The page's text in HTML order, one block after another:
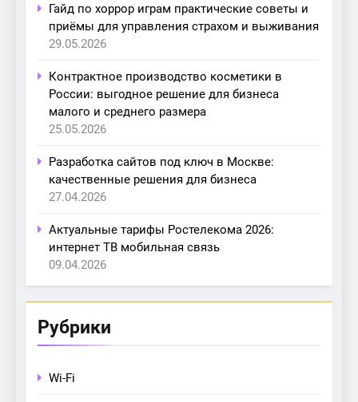
Гайд по хоррор играм практические советы и
приёмы для управления страхом и выживания
29.05.2026
Контрактное производство косметики в
России: выгодное решение для бизнеса
малого и среднего размера
25.05.2026
Разработка сайтов под ключ в Москве:
качественные решения для бизнеса
27.04.2026
Актуальные тарифы Ростелекома 2026:
интернет ТВ мобильная связь
09.04.2026
Рубрики
Wi-Fi